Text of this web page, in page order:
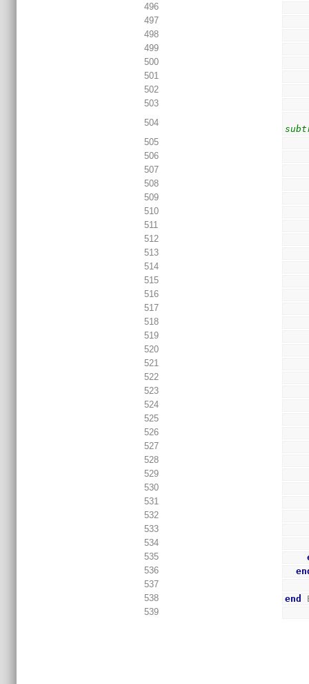
496
497
498
499
500
501
502
503
504
505
506
507
508
509
510
511
512
513
514
515
516
517
518
519
520
521
522
523
524
525
526
527
528
529
530
531
532
533
534
535
536
537
538
end
539